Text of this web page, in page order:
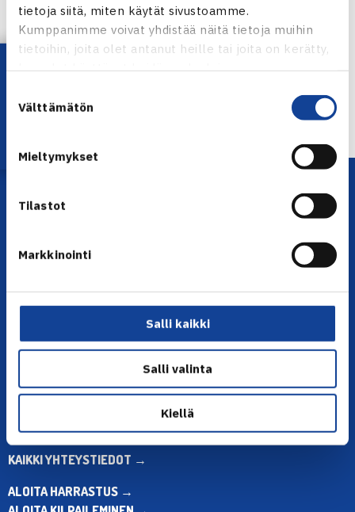
tietoja siitä, miten käytät sivustoamme.
Kumppanimme voivat yhdistää näitä tietoja muihin
tietoihin, joita olet antanut heille tai joita on kerätty,
kun olet käyttänyt heidän palvelujaan.
valinta
Välttämätön
Mieltymykset
Tilastot
Markkinointi
Salli kaikki
Salli valinta
Kiellä
Jaa:
Seuraava uutinen: Suomalaisjuniorit TE 12… →
Lataa OmaTennis!
Olympiastadion, Paavo Nurmen tie 1, 00250 Helsinki
Puh. 010 574 3959
ma-pe klo 10.00-12.00
Muina aikoina olkaa yhteydessä
sähköpostitse: toimisto@tennis.fi
KAIKKI YHTEYSTIEDOT →
ALOITA HARRASTUS →